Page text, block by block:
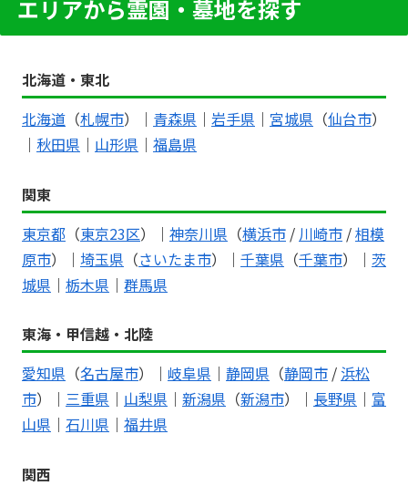
エリアから霊園・墓地を探す
北海道・東北
北海道 （札幌市）｜ 青森県 ｜ 岩手県 ｜ 宮城県 （仙台市）
｜ 秋田県 ｜ 山形県 ｜ 福島県
関東
東京都 （東京23区）｜ 神奈川県 （横浜市 / 川崎市 /相模
原市）｜ 埼玉県 （さいたま市）｜ 千葉県 （千葉市）｜ 茨
城県 ｜ 栃木県 ｜ 群馬県
東海・甲信越・北陸
愛知県 （名古屋市）｜ 岐阜県 ｜ 静岡県 （静岡市 / 浜松
市）｜ 三重県 ｜ 山梨県 ｜ 新潟県 （新潟市）｜ 長野県 ｜ 富
山県 ｜ 石川県 ｜ 福井県
関西